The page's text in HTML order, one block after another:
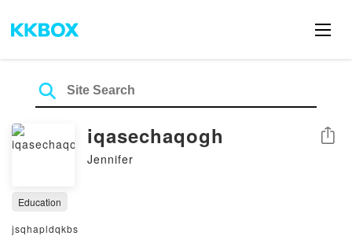
iqasechaqogh
Jennifer
Share
Education
jsqhapldqkbs